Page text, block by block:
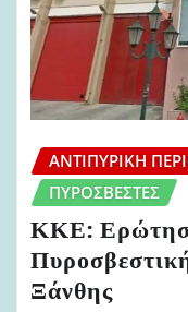
ΑΝΤΙΠΥΡΙΚΉ
ΠΥΡΟΣΒΈΣΤΕΣ
ΚΚΕ:
Ξάνθης